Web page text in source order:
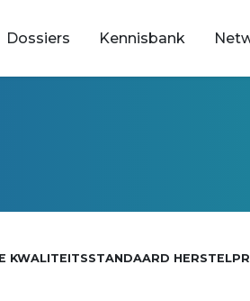
Dossiers Kennisbank
KWALITEITSSTANDAARD